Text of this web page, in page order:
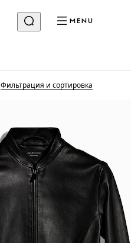
MENU
Фильтрация и сортировка